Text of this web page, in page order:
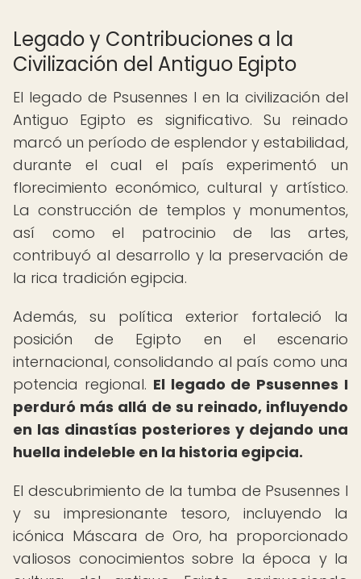
Legado y Contribuciones a la
Civilización del Antiguo Egipto
El legado de Psusennes I en la civilización del
Antiguo Egipto es significativo. Su reinado
marcó un período de esplendor y estabilidad,
durante el cual el país experimentó un
florecimiento económico, cultural y artístico.
La construcción de templos y monumentos,
así como el patrocinio de las artes,
contribuyó al desarrollo y la preservación de
la rica tradición egipcia.
Además, su política exterior fortaleció la
posición de Egipto en el escenario
internacional, consolidando al país como una
potencia regional. El legado de Psusennes I
perduró más allá de su reinado, influyendo
en las dinastías posteriores y dejando una
huella indeleble en la historia egipcia.
El descubrimiento de la tumba de Psusennes I
y su impresionante tesoro, incluyendo la
icónica Máscara de Oro, ha proporcionado
valiosos conocimientos sobre la época y la